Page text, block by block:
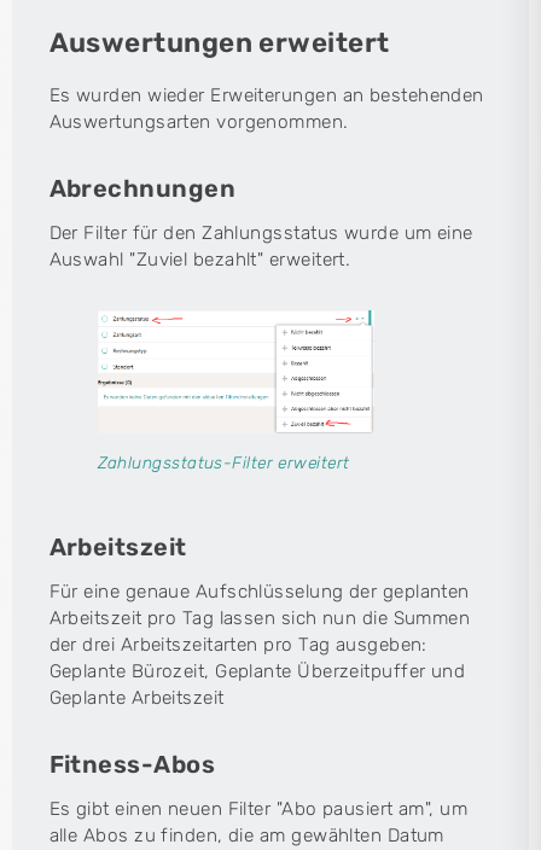
Auswertungen erweitert
Es wurden wieder Erweiterungen an bestehenden
Auswertungsarten vorgenommen.
Abrechnungen
Der Filter für den Zahlungsstatus wurde um eine
Auswahl "Zuviel bezahlt" erweitert.
Zahlungsstatus-Filter erweitert
Arbeitszeit
Für eine genaue Aufschlüsselung der geplanten
Arbeitszeit pro Tag lassen sich nun die Summen
der drei Arbeitszeitarten pro Tag ausgeben:
Geplante Bürozeit, Geplante Überzeitpuffer und
Geplante Arbeitszeit
Fitness-Abos
Es gibt einen neuen Filter "Abo pausiert am", um
alle Abos zu finden, die am gewählten Datum